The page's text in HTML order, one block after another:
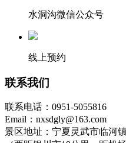
水洞沟微信公众号
线上预约
联系我们
联系电话：0951-5055816
Email：nxsdgly@163.com
景区地址：宁夏灵武市临河